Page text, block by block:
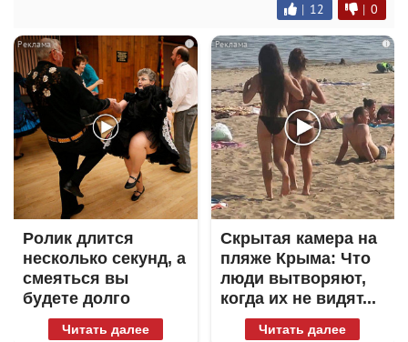
| 12 | 0
i
Ролик длится
несколько секунд, а
смеяться вы
будете долго
Читать далее
i
Скрытая камера на
пляже Крыма: Что
люди вытворяют,
когда их не видят...
Читать далее